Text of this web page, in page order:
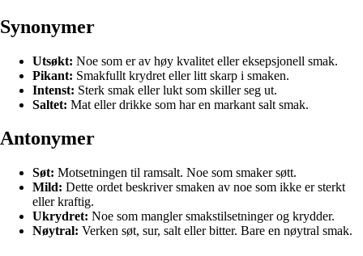
Synonymer
Utsøkt: Noe som er av høy kvalitet eller eksepsjonell smak.
Pikant: Smakfullt krydret eller litt skarp i smaken.
Intenst: Sterk smak eller lukt som skiller seg ut.
Saltet: Mat eller drikke som har en markant salt smak.
Antonymer
Søt: Motsetningen til ramsalt. Noe som smaker søtt.
Mild: Dette ordet beskriver smaken av noe som ikke er sterkt
eller kraftig.
Ukrydret: Noe som mangler smakstilsetninger og krydder.
Nøytral: Verken søt, sur, salt eller bitter. Bare en nøytral smak.